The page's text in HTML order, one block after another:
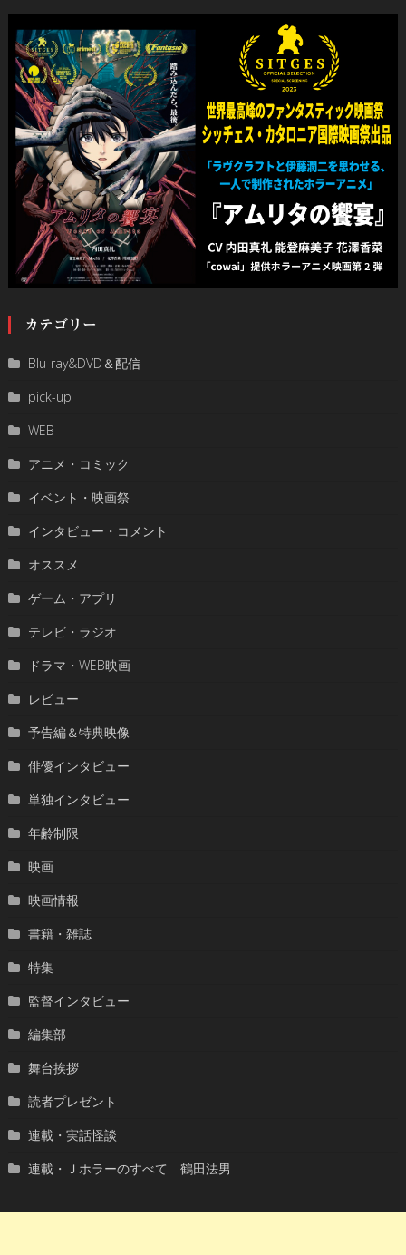
カテゴリー
Blu-ray&DVD＆配信
pick-up
WEB
アニメ・コミック
イベント・映画祭
インタビュー・コメント
オススメ
ゲーム・アプリ
テレビ・ラジオ
ドラマ・WEB映画
レビュー
予告編＆特典映像
俳優インタビュー
単独インタビュー
年齢制限
映画
映画情報
書籍・雑誌
特集
監督インタビュー
編集部
舞台挨拶
読者プレゼント
連載・実話怪談
連載・Ｊホラーのすべて 鶴田法男